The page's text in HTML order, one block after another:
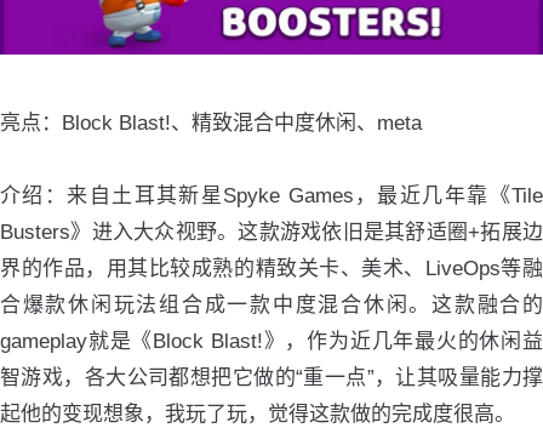
亮点：Block Blast!、精致混合中度休闲、meta
介绍：来自土耳其新星Spyke Games，最近几年靠《Tile
Busters》进入大众视野。这款游戏依旧是其舒适圈+拓展边
界的作品，用其比较成熟的精致关卡、美术、LiveOps等融
合爆款休闲玩法组合成一款中度混合休闲。这款融合的
gameplay就是《Block Blast!》，作为近几年最火的休闲益
智游戏，各大公司都想把它做的“重一点”，让其吸量能力撑
起他的变现想象，我玩了玩，觉得这款做的完成度很高。